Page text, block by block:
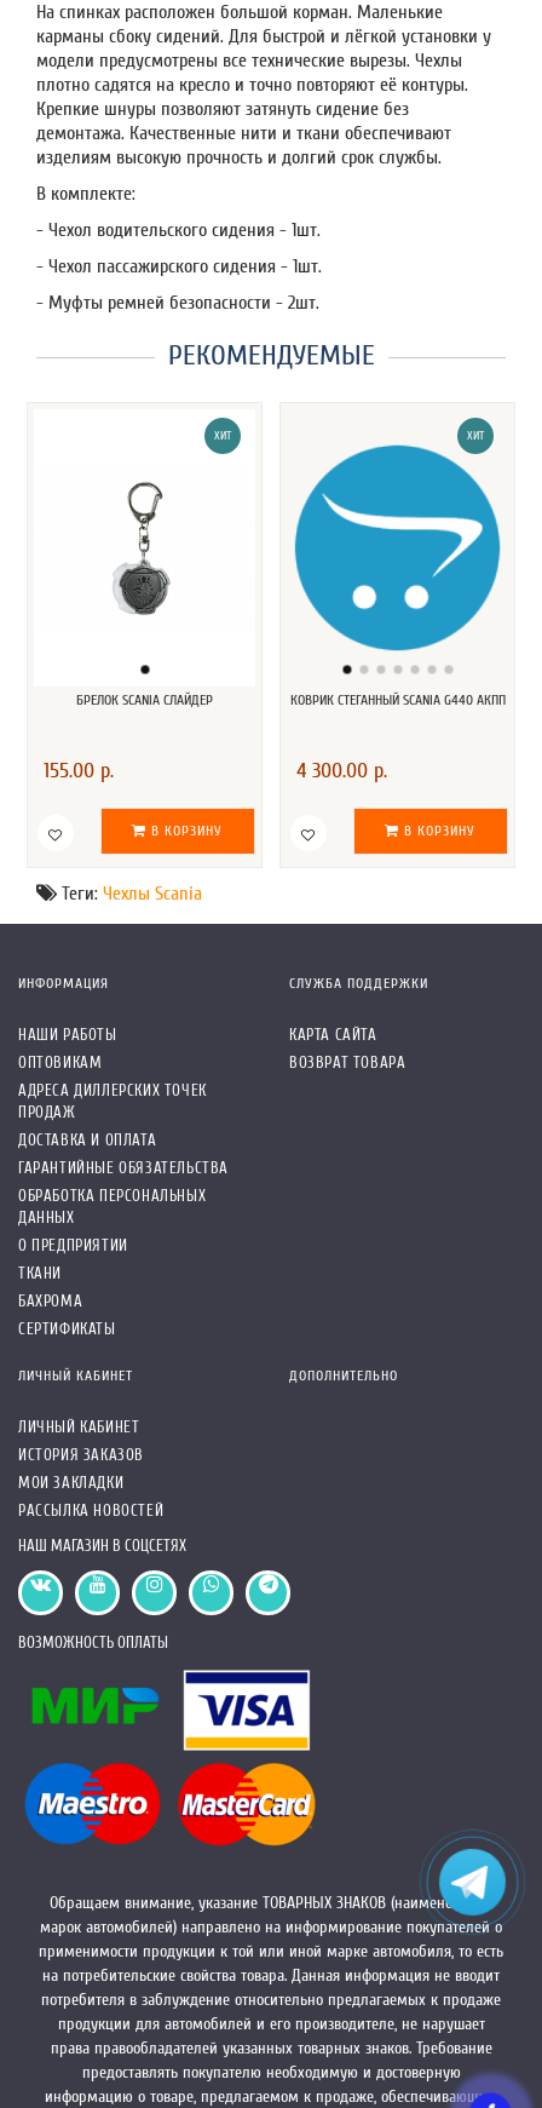
На спинках расположен большой корман. Маленькие
карманы сбоку сидений. Для быстрой и лёгкой установки у
модели предусмотрены все технические вырезы. Чехлы
плотно садятся на кресло и точно повторяют её контуры.
Крепкие шнуры позволяют затянуть сидение без
демонтажа. Качественные нити и ткани обеспечивают
изделиям высокую прочность и долгий срок службы.
В комплекте:
- Чехол водительского сидения - 1шт.
- Чехол пассажирского сидения - 1шт.
- Муфты ремней безопасности - 2шт.
РЕКОМЕНДУЕМЫЕ
ХИТ
БРЕЛОК SCANIA СЛАЙДЕР
155.00 р.
В КОРЗИНУ
ХИТ
КОВРИК СТЕГАННЫЙ SCANIA G440 АКПП
4 300.00 р.
В КОРЗИНУ
Теги: Чехлы Scania
ИНФОРМАЦИЯ
НАШИ РАБОТЫ
ОПТОВИКАМ
АДРЕСА ДИЛЛЕРСКИХ ТОЧЕК
ПРОДАЖ
ДОСТАВКА И ОПЛАТА
ГАРАНТИЙНЫЕ ОБЯЗАТЕЛЬСТВА
ОБРАБОТКА ПЕРСОНАЛЬНЫХ
ДАННЫХ
О ПРЕДПРИЯТИИ
ТКАНИ
БАХРОМА
СЕРТИФИКАТЫ
СЛУЖБА ПОДДЕРЖКИ
КАРТА САЙТА
ВОЗВРАТ ТОВАРА
ЛИЧНЫЙ КАБИНЕТ
ЛИЧНЫЙ КАБИНЕТ
ИСТОРИЯ ЗАКАЗОВ
МОИ ЗАКЛАДКИ
РАССЫЛКА НОВОСТЕЙ
ДОПОЛНИТЕЛЬНО
НАШ МАГАЗИН В СОЦСЕТЯХ
ВОЗМОЖНОСТЬ ОПЛАТЫ
Обращаем внимание, указание ТОВАРНЫХ ЗНАКОВ (наименований
марок автомобилей) направлено на информирование покупателей о
применимости продукции к той или иной марке автомобиля, то есть
на потребительские свойства товара. Данная информация не вводит
потребителя в заблуждение относительно предлагаемых к продаже
продукции для автомобилей и его производителе, не нарушает
права правообладателей указанных товарных знаков. Требование
предоставлять покупателю необходимую и достоверную
информацию о товаре, предлагаемом к продаже, обеспечивающую